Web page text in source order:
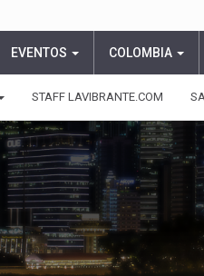
EVENTOS COLOMBIA
STAFF LAVIBRANTE.COM